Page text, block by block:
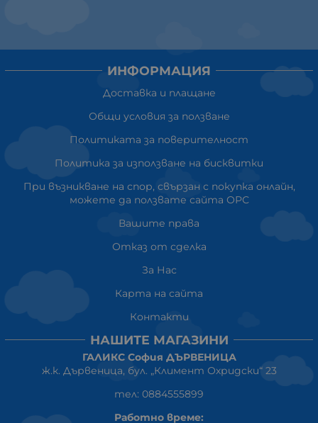
ИНФОРМАЦИЯ
Доставка и плащане
Общи условия за ползване
Политиката за поверителност
Политика за използване на бисквитки
При възникване на спор, свързан с покупка онлайн,
можете да ползвате сайта ОРС
Вашите права
Отказ от сделка
За Нас
Карта на сайта
Контакти
НАШИТЕ МАГАЗИНИ
ГАЛИКС София ДЪРВЕНИЦА
ж.к. Дървеница, бул. „Климент Охридски“ 23
тел: 0884555899
Работно време: